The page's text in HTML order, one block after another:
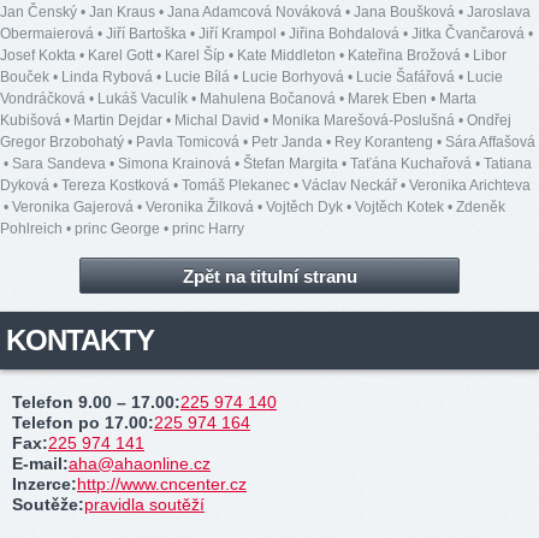
Jan Čenský • Jan Kraus • Jana Adamcová Nováková • Jana Boušková • Jaroslava
Obermaierová • Jiří Bartoška • Jiří Krampol • Jiřina Bohdalová • Jitka Čvančarová •
Josef Kokta • Karel Gott • Karel Šíp • Kate Middleton • Kateřina Brožová • Libor
Bouček • Linda Rybová • Lucie Bílá • Lucie Borhyová • Lucie Šafářová • Lucie
Vondráčková • Lukáš Vaculík • Mahulena Bočanová • Marek Eben • Marta
Kubišová • Martin Dejdar • Michal David • Monika Marešová-Poslušná • Ondřej
Gregor Brzobohatý • Pavla Tomicová • Petr Janda • Rey Koranteng • Sára Affašová
• Sara Sandeva • Simona Krainová • Štefan Margita • Taťána Kuchařová • Tatiana
Dyková • Tereza Kostková • Tomáš Plekanec • Václav Neckář • Veronika Arichteva
• Veronika Gajerová • Veronika Žilková • Vojtěch Dyk • Vojtěch Kotek • Zdeněk
Pohlreich • princ George • princ Harry
Zpět na titulní stranu
KONTAKTY
Telefon 9.00 – 17.00:225 974 140
Telefon po 17.00:225 974 164
Fax:225 974 141
E-mail:aha@ahaonline.cz
Inzerce:http://www.cncenter.cz
Soutěže:pravidla soutěží